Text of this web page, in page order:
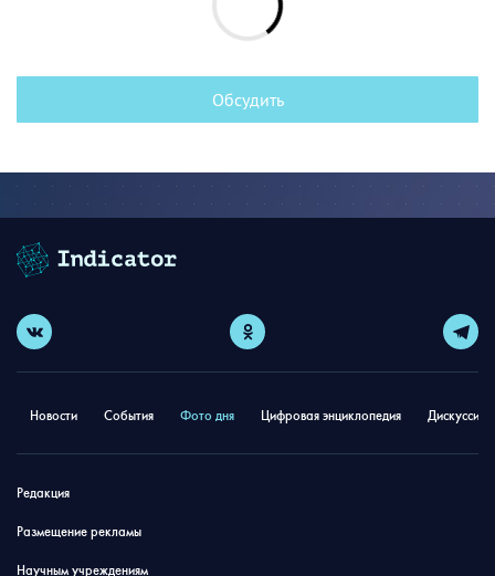
Обсудить
Новости События Фото дня Цифровая энциклопедия
Редакция
Размещение рекламы
Научным учреждениям